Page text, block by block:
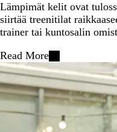
Lämpimät kelit ovat
siirtää treenitilat
trainer tai kuntosalin
Read More